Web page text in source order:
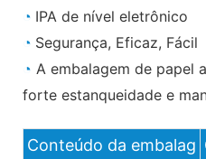
◔ IPA de nível eletrônico
◔ Segurança, Eficaz, Fácil
◔ A embalagem de papel
forte estanqueidade e
Conteúdo da embalag